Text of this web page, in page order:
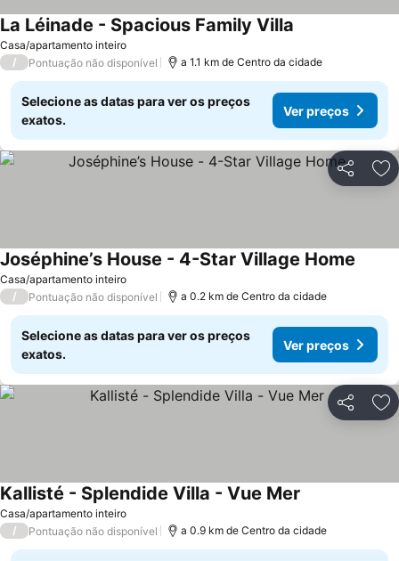
Casa/apartamento inteiro
La Léinade - Spacious Family Villa
/ Pontuação não disponível a 1.1 km de Centro da cidade
Selecione as datas para ver os preços
exatos.
Ver preços
Partilhar
Casa/apartamento inteiro
Joséphine’s House - 4-Star Village Home
/ Pontuação não disponível a 0.2 km de Centro da cidade
Selecione as datas para ver os preços
exatos.
Ver preços
Partilhar
Casa/apartamento inteiro
Kallisté - Splendide Villa - Vue Mer
/ Pontuação não disponível a 0.9 km de Centro da cidade